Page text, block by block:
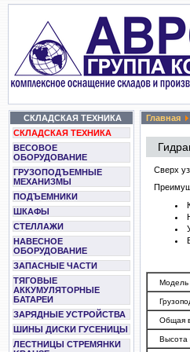
СКЛАДСКАЯ ТЕХНИКА
СКЛАДСКАЯ ТЕХНИКА
ВЕСОВОЕ
ОБОРУДОВАНИЕ
ГРУЗОПОДЪЕМНЫЕ
МЕХАНИЗМЫ
ПОДЪЕМНИКИ
ШКАФЫ
СТЕЛЛАЖИ
НАВЕСНОЕ
ОБОРУДОВАНИЕ
ЗАПАСНЫЕ ЧАСТИ
ТЯГОВЫЕ
АККУМУЛЯТОРНЫЕ
БАТАРЕИ
ЗАРЯДНЫЕ УСТРОЙСТВА
ШИНЫ ДИСКИ ГУСЕНИЦЫ
ЛЕСТНИЦЫ СТРЕМЯНКИ
Главная
Сверх
Модель
Общая
Высота